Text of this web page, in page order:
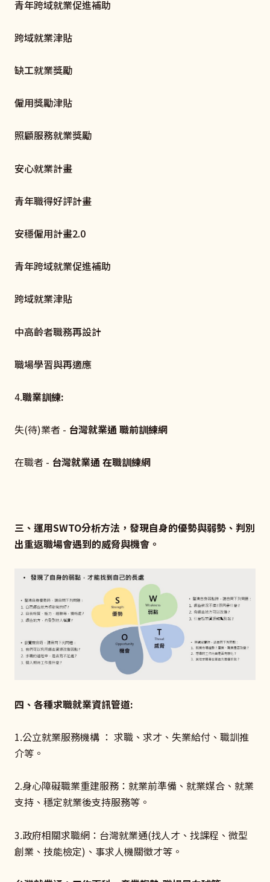
青年跨域就業促進補助
跨域就業津貼
缺工就業獎勵
僱用獎勵津貼
照顧服務就業獎勵
安心就業計畫
青年職得好評計畫
安穩僱用計畫2.0
青年跨域就業促進補助
跨域就業津貼
中高齡者職務再設計
職場學習與再適應
4.職業訓練:
失(待)業者 - 台灣就業通職前訓練網
在職者 - 台灣就業通在職訓練網
三、運用SWTO分析方法，發現自身的優勢與弱勢、判別
出重返職場會遇到的威脅與機會。
四、各種求職就業資訊管道:
1.公立就業服務機構 ： 求職、求才、失業給付、職訓推
介等。
2.身心障礙職業重建服務：就業前準備、就業媒合、就業
支持、穩定就業後支持服務等。
3.政府相關求職網：台灣就業通(找人才、找課程、微型
創業、技能檢定)、事求人機關徵才等。